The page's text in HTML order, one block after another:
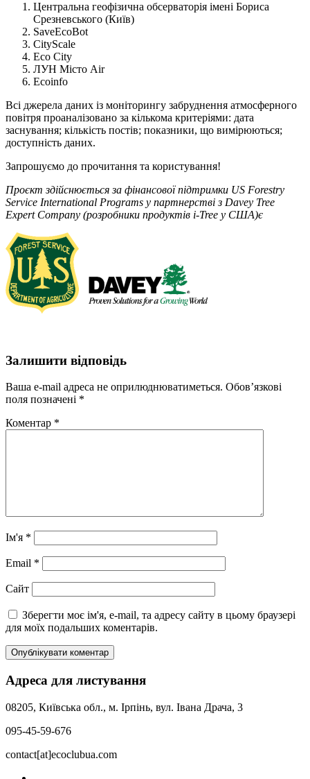
Центральна геофізична обсерваторія імені Бориса
Срезневського (Київ)
SaveEcoBot
CityScale
Eco City
ЛУН Місто Air
Ecoinfo
Всі джерела даних із моніторингу забруднення атмосферного
повітря проаналізовано за кількома критеріями: дата
заснування; кількість постів; показники, що вимірюються;
доступність даних.
Запрошуємо до прочитання та користування!
Проєкт здійснюється за фінансової підтримки US Forestry
Service International Programs у партнерстві з Davey Tree
Expert Company (розробники продуктів i-Tree у США)є
Залишити відповідь
Ваша e-mail адреса не оприлюднюватиметься. Обов’язкові
поля позначені *
Коментар *
Ім'я *
Email *
Сайт
Зберегти моє ім'я, e-mail, та адресу сайту в цьому браузері
для моїх подальших коментарів.
Адреса для листування
08205, Київська обл., м. Ірпінь, вул. Івана Драча, 3
095-45-59-676
contact[at]ecoclubua.com